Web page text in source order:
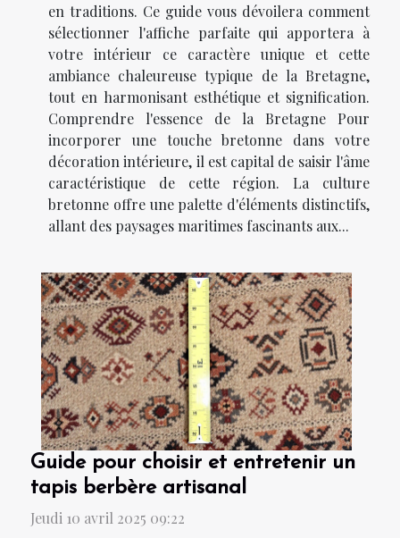
en traditions. Ce guide vous dévoilera comment
sélectionner l'affiche parfaite qui apportera à
votre intérieur ce caractère unique et cette
ambiance chaleureuse typique de la Bretagne,
tout en harmonisant esthétique et signification.
Comprendre l'essence de la Bretagne Pour
incorporer une touche bretonne dans votre
décoration intérieure, il est capital de saisir l'âme
caractéristique de cette région. La culture
bretonne offre une palette d'éléments distinctifs,
allant des paysages maritimes fascinants aux...
Guide pour choisir et entretenir un
tapis berbère artisanal
Jeudi 10 avril 2025 09:22